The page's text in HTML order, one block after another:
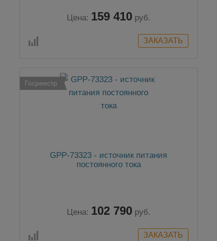
Цена: 159 410 руб.
Госреестр
GPP-73323 - источник питания
постоянного тока
Цена: 102 790 руб.